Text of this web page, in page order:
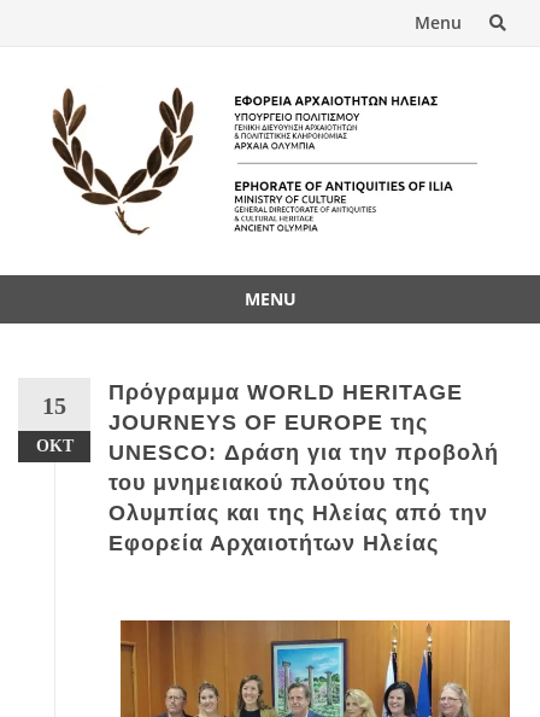
Menu
MENU
15
ΟΚΤ
Πρόγραμμα WORLD HERITAGE
JOURNEYS OF EUROPE της
UNESCO: Δράση για την προβολή
του μνημειακού πλούτου της
Ολυμπίας και της Ηλείας από την
Εφορεία Αρχαιοτήτων Ηλείας